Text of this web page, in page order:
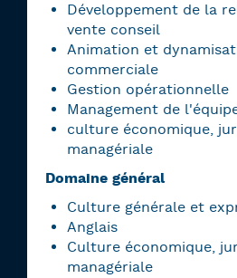
Développement de la
vente conseil
Animation et
commerciale
Gestion opérationnelle
Management de
culture économique,
managériale
Domaine général
Culture générale et
Anglais
Culture économique,
managériale